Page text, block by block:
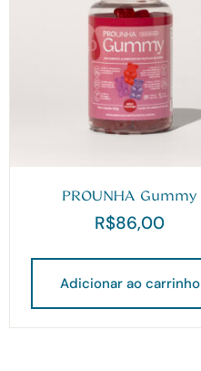
PROUNHA Gummy
R$86,00
Adicionar ao carrinho